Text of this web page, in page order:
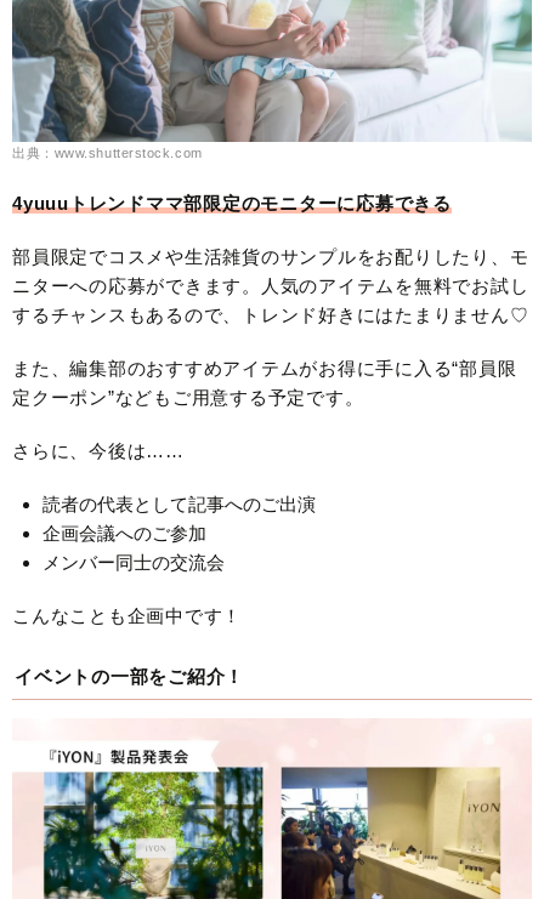
出典：www.shutterstock.com
4yuuuトレンドママ部限定のモニターに応募できる
部員限定でコスメや生活雑貨のサンプルをお配りしたり、モ
ニターへの応募ができます。人気のアイテムを無料でお試し
するチャンスもあるので、トレンド好きにはたまりません♡
また、編集部のおすすめアイテムがお得に手に入る“部員限
定クーポン”などもご用意する予定です。
さらに、今後は……
読者の代表として記事へのご出演
企画会議へのご参加
メンバー同士の交流会
こんなことも企画中です！
イベントの一部をご紹介！